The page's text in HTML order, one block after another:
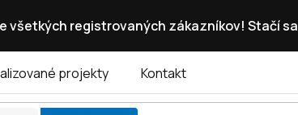
všetkých registrovaných zákazníkov! Stačí
projekty Kontakt